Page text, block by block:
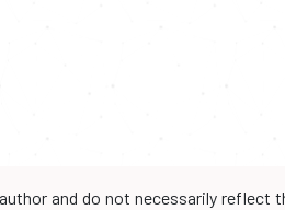
and do not necessarily reflect